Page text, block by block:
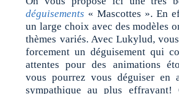
déguisements « Mascottes ». En
un large choix avec des modèles
thèmes variés. Avec Lukylud,
forcement un déguisement qui
attentes pour des animations
vous pourrez vous déguiser en
sympathique au plus effrayant!